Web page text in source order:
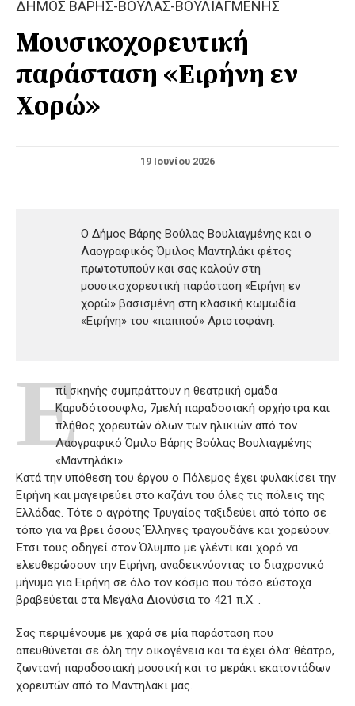
ΔΗΜΟΣ ΒΑΡΗΣ-ΒΟΥΛΑΣ-ΒΟΥΛΙΑΓΜΕΝΗΣ
Μουσικοχορευτική
παράσταση «Ειρήνη εν
Χορώ»
19 Ιουνίου 2026
Ο Δήμος Βάρης Βούλας Βουλιαγμένης και ο
Λαογραφικός Όμιλος Μαντηλάκι φέτος
πρωτοτυπούν και σας καλούν στη
μουσικοχορευτική παράσταση «Ειρήνη εν
χορώ» βασισμένη στη κλασική κωμωδία
«Ειρήνη» του «παππού» Αριστοφάνη.
Επί σκηνής συμπράττουν η θεατρική ομάδα
Καρυδότσουφλο, 7μελή παραδοσιακή ορχήστρα και
πλήθος χορευτών όλων των ηλικιών από τον
Λαογραφικό Όμιλο Βάρης Βούλας Βουλιαγμένης
«Μαντηλάκι».
Κατά την υπόθεση του έργου ο Πόλεμος έχει φυλακίσει την
Ειρήνη και μαγειρεύει στο καζάνι του όλες τις πόλεις της
Ελλάδας. Τότε ο αγρότης Τρυγαίος ταξιδεύει από τόπο σε
τόπο για να βρει όσους Έλληνες τραγουδάνε και χορεύουν.
Έτσι τους οδηγεί στον Όλυμπο με γλέντι και χορό να
ελευθερώσουν την Ειρήνη, αναδεικνύοντας το διαχρονικό
μήνυμα για Ειρήνη σε όλο τον κόσμο που τόσο εύστοχα
βραβεύεται στα Μεγάλα Διονύσια το 421 π.Χ. .
Σας περιμένουμε με χαρά σε μία παράσταση που
απευθύνεται σε όλη την οικογένεια και τα έχει όλα: θέατρο,
ζωντανή παραδοσιακή μουσική και το μεράκι εκατοντάδων
χορευτών από το Μαντηλάκι μας.